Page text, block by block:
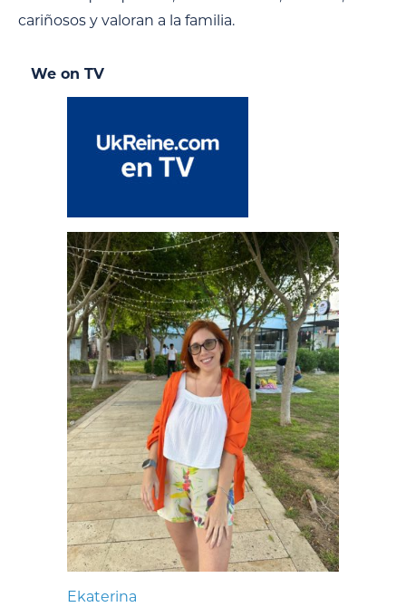
cariñosos y valoran a la familia.
We on TV
Ekaterina